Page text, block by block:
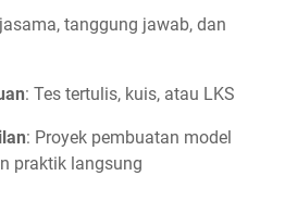
tanggung jawab, dan
: Tes tertulis, kuis, atau LKS
: Proyek pembuatan model
praktik langsung